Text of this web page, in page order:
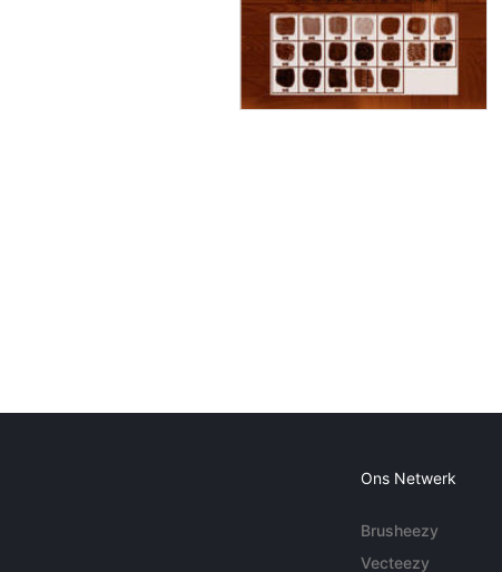
Ons Netwerk
Brusheezy
Vecteezy